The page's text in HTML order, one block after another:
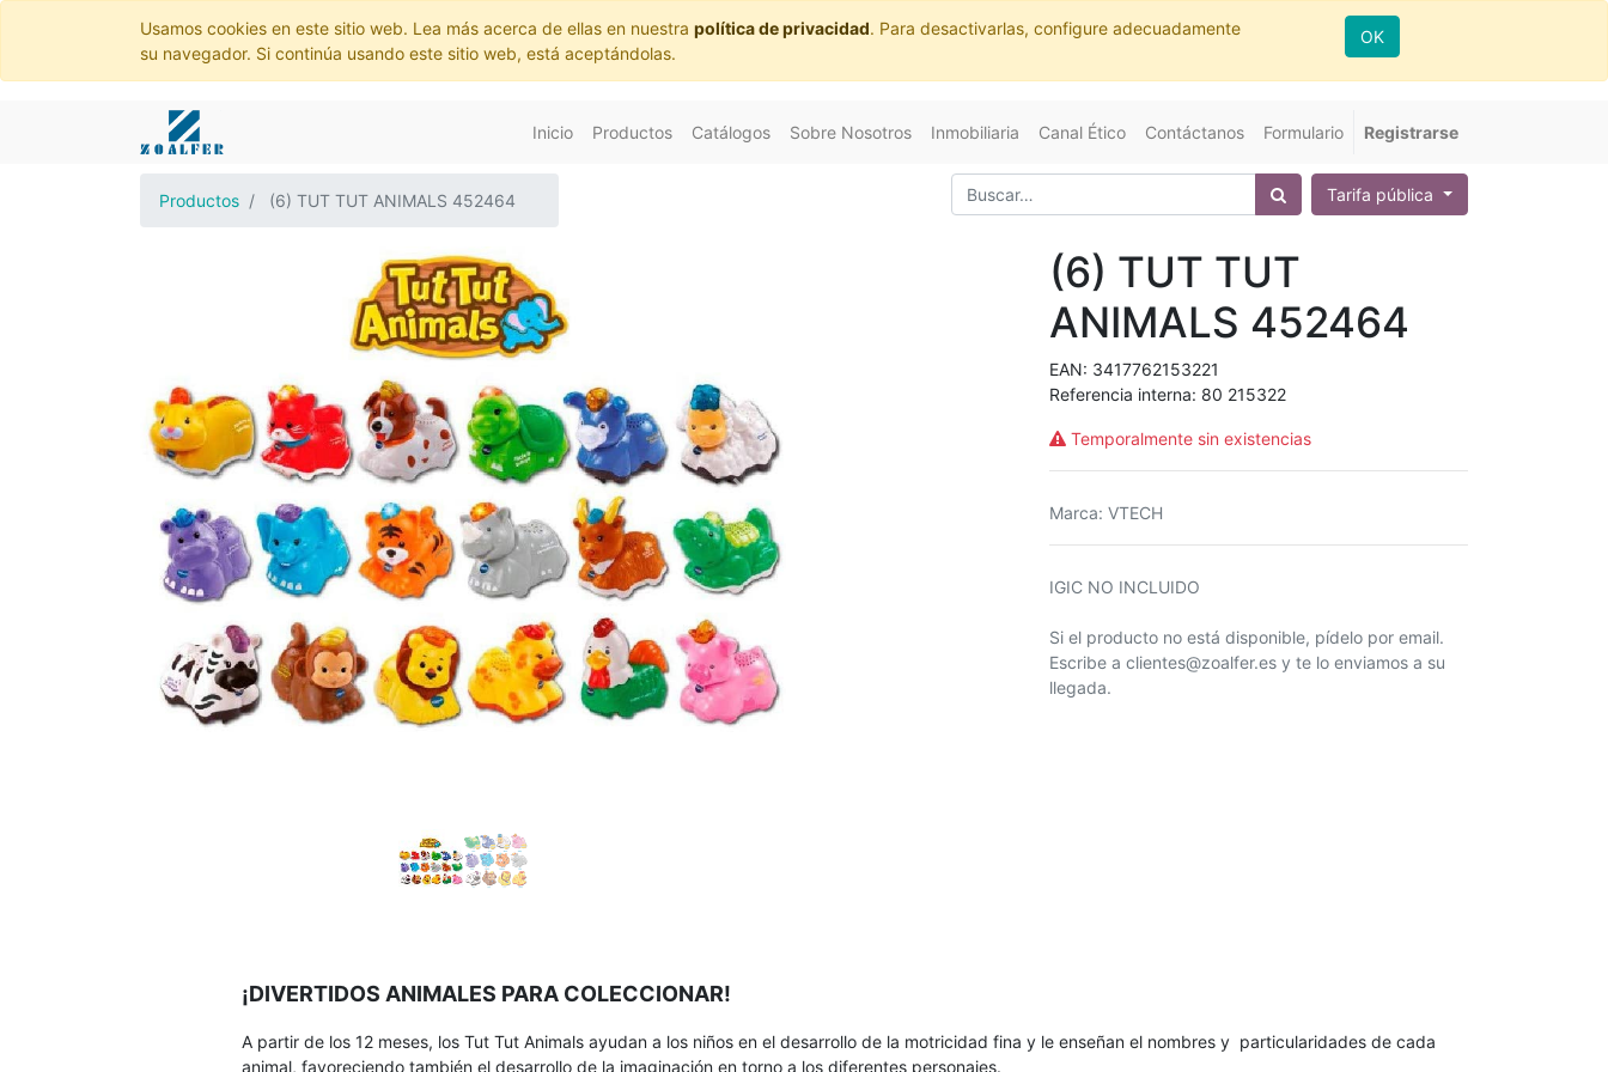
Usamos cookies en este sitio web. Lea más acerca de ellas en nuestra política de privacidad. Para desactivarlas, configure adecuadamente
su navegador. Si continúa usando este sitio web, está aceptándolas.
OK
Inicio Productos Catálogos Sobre Nosotros Inmobiliaria Canal Ético Contáctanos Formulario Registrarse
Productos (6) TUT TUT ANIMALS 452464 Tarifa pública
(6) TUT TUT
ANIMALS 452464
EAN: 3417762153221
Referencia interna: 80 215322
Temporalmente sin existencias
Marca: VTECH
IGIC NO INCLUIDO
Si el producto no está disponible, pídelo por email.
Escribe a clientes@zoalfer.es y te lo enviamos a su
llegada.
¡DIVERTIDOS ANIMALES PARA COLECCIONAR!
A partir de los 12 meses, los Tut Tut Animals ayudan a los niños en el desarrollo de la motricidad fina y le enseñan el nombres y particularidades de cada
animal, favoreciendo también el desarrollo de la imaginación en torno a los diferentes personajes.